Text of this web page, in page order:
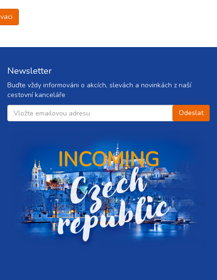
Newsletter
Buďte vždy informováni o akcích, slevách a novinkách z naší
cestovní kanceláře
INCOMING
C
z
e
c
h
r
e
p
u
b
l
i
c